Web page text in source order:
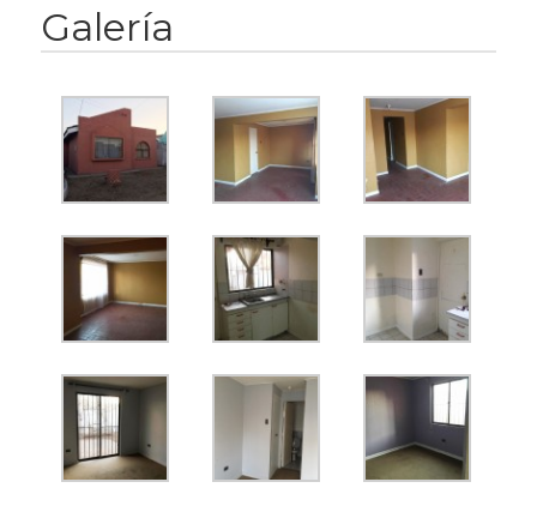
Galería